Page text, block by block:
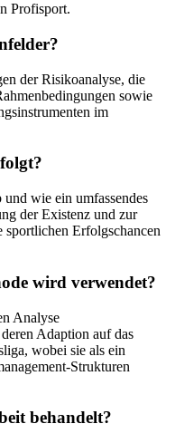
Profisport.
der Risikoanalyse, die
sowie
im
wie ein umfassendes
der Existenz und zur
Erfolgschancen
wird verwendet?
Analyse
Adaption auf das
wobei sie als ein
Strukturen
behandelt?